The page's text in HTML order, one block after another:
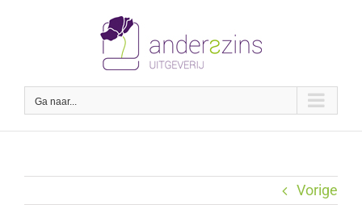
Ga naar...
Vorige